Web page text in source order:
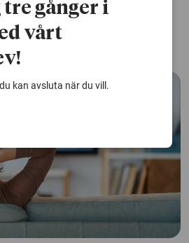
Hjärnan
gånger i
vårt
kan avsluta när du vill.